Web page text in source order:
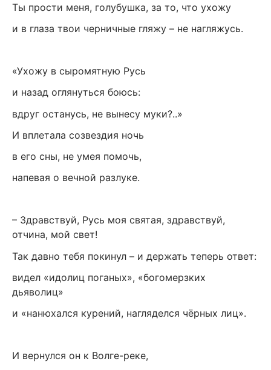
Ты прости меня, голубушка, за то, что ухожу
и в глаза твои черничные гляжу – не нагляжусь.
«Ухожу в сыромятную Русь
и назад оглянуться боюсь:
вдруг останусь, не вынесу муки?..»
И вплетала созвездия ночь
в его сны, не умея помочь,
напевая о вечной разлуке.
– Здравствуй, Русь моя святая, здравствуй,
отчина, мой свет!
Так давно тебя покинул – и держать теперь ответ:
видел «идолиц поганых», «богомерзких
дьяволиц»
и «нанюхался курений, нагляделся чёрных лиц».
И вернулся он к Волге-реке,